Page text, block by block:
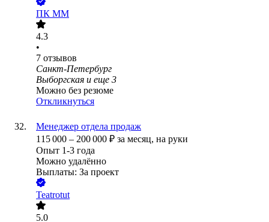
ПК ММ
4.3
•
7 отзывов
Санкт-Петербург
Выборгская и еще 3
Можно без резюме
Откликнуться
Менеджер отдела продаж
115 000 – 200 000 ₽ за месяц, на руки
Опыт 1-3 года
Можно удалённо
Выплаты: За проект
Teatrotut
5.0